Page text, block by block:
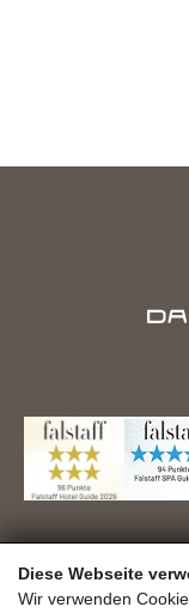
Diese Webseite
Wir verwenden
Familie